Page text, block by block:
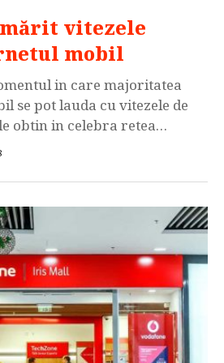
vitezele
mobil
in care majoritatea
se pot lauda cu vitezele de
obtin in celebra retea
Zoltan Teszari.
retele 4G/VoLTE care pana
de tare […]